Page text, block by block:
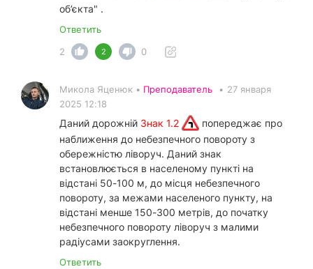
об’єкта" .
Ответить
2
2 0
Микола Яценюк • Преподаватель • 27 января
2025 12:18
Даний дорожній Знак 1.2
попереджає про
наближення до небезпечного повороту з
обережністю ліворуч. Даний знак
встановлюється в населеному пункті на
відстані 50-100 м, до місця небезпечного
повороту, за межами населеного пункту, на
відстані менше 150-300 метрів, до початку
небезпечного повороту ліворуч з малими
радіусами заокруглення.
Ответить